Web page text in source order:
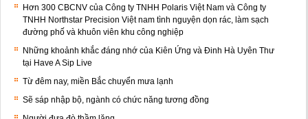
Hơn 300 CBCNV của Công ty TNHH Polaris Việt Nam và Công ty
TNHH Northstar Precision Việt nam tình nguyện dọn rác, làm sạch
đường phố và khuôn viên khu công nghiệp
Những khoảnh khắc đáng nhớ của Kiên Ứng và Đinh Hà Uyên Thư
tại Have A Sip Live
Từ đêm nay, miền Bắc chuyển mưa lạnh
Sẽ sáp nhập bộ, ngành có chức năng tương đồng